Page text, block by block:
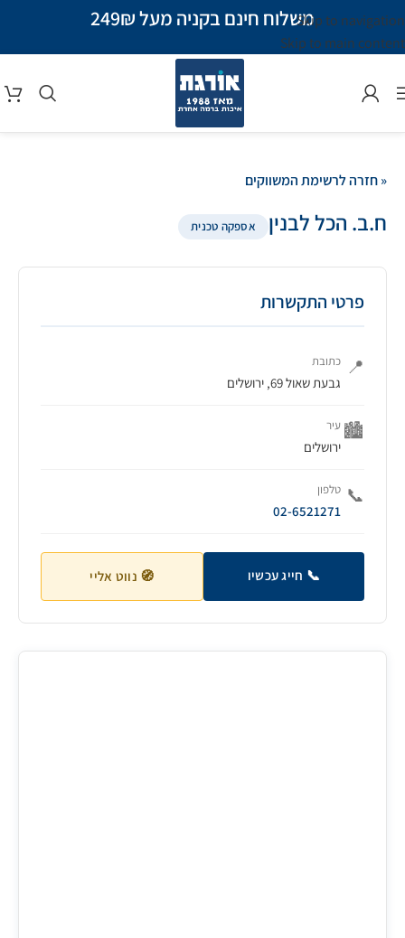
Skip to navigation
Skip to main content
משלוח חינם בקניה מעל 249₪
« חזרה לרשימת המשווקים
ח.ב. הכל לבנין אספקה טכנית
פרטי התקשרות
📍 כתובת
גבעת שאול 69, ירושלים
🏙️ עיר
ירושלים
📞 טלפון
02-6521271
📞 חייג עכשיו 🧭 נווט אליי